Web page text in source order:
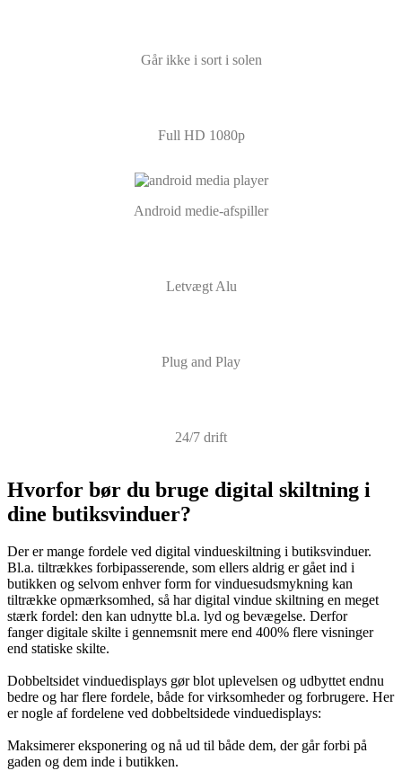
Går ikke i sort i solen
Full HD 1080p
Android medie-afspiller
Letvægt Alu
Plug and Play
24/7 drift
Hvorfor bør du bruge digital skiltning i
dine butiksvinduer?
Der er mange fordele ved digital vindueskiltning i butiksvinduer.
Bl.a. tiltrækkes forbipasserende, som ellers aldrig er gået ind i
butikken og selvom enhver form for vinduesudsmykning kan
tiltrække opmærksomhed, så har digital vindue skiltning en meget
stærk fordel: den kan udnytte bl.a. lyd og bevægelse. Derfor
fanger digitale skilte i gennemsnit mere end 400% flere visninger
end statiske skilte.
Dobbeltsidet vinduedisplays gør blot uplevelsen og udbyttet endnu
bedre og har flere fordele, både for virksomheder og forbrugere. Her
er nogle af fordelene ved dobbeltsidede vinduedisplays:
Maksimerer eksponering og nå ud til både dem, der går forbi på
gaden og dem inde i butikken.